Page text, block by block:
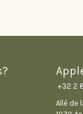
+32 2
Allé de